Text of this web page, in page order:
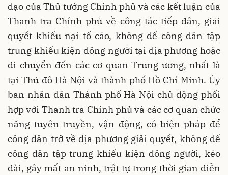
đạo của Thủ tướng Chính phủ và các kết luận của
Thanh tra Chính phủ về công tác tiếp dân, giải
quyết khiếu nại tố cáo, không để công dân tập
trung khiếu kiện đông người tại địa phương hoặc
di chuyển đến các cơ quan Trung ương, nhất là
tại Thủ đô Hà Nội và thành phố Hồ Chí Minh. Ủy
ban nhân dân Thành phố Hà Nội chủ động phối
hợp với Thanh tra Chính phủ và các cơ quan chức
năng tuyên truyền, vận động, có biện pháp để
công dân trở về địa phương giải quyết, không để
công dân tập trung khiếu kiện đông người, kéo
dài, gây mất an ninh, trật tự trong thời gian diễn